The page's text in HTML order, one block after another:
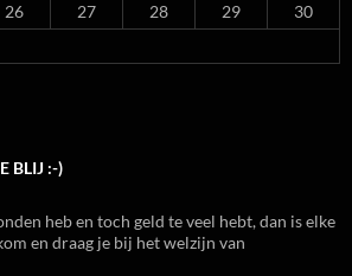
26 27 28 29
30
BLIJ :-)
heb en toch geld te veel hebt, dan is elke
en draag je bij het welzijn van